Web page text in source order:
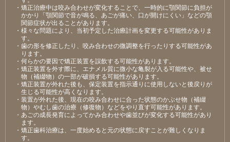
・矯正治療中は咬み合わせが変化することで、⼀時的に顎関節に負担が
かかり「顎関節で⾳が鳴る、あごが痛い、⼝が開けにくい」などの顎
関節症状が出ることがあります。
・様々な問題により、当初予定した治療計画を変更する可能性がありま
す。
・⻭の形を修正したり、咬み合わせの微調整を⾏ったりする可能性があ
ります。
・何らかの要因で矯正装置を誤飲する可能性があります。
・矯正装置を外す際に、エナメル質に微⼩な⻲裂が⼊る可能性や、被せ
物（補綴物）の⼀部が破損する可能性があります。
・矯正装置が外れた後も、保定装置を指⽰通りに使⽤しないと後戻りが
⽣じる可能性が⾼くなります。
・装置が外れた後、現在の咬み合わせに合った状態のかぶせ物（補綴
物）やむし⻭の治療（修復物）などをやり直す可能性があります。
・あごの成⻑発育によってかみ合わせや⻭並びが変化する可能性があり
ます。
・矯正⻭科治療は、⼀度始めると元の状態に戻すことが難しくなりま
す。